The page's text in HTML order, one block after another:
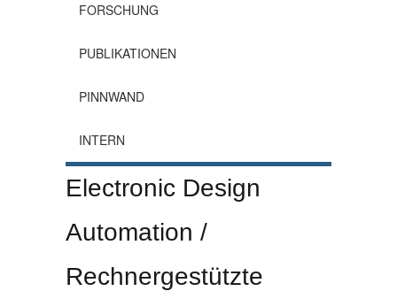
FORSCHUNG
PUBLIKATIONEN
PINNWAND
INTERN
Electronic Design
Automation /
Rechnergestützte